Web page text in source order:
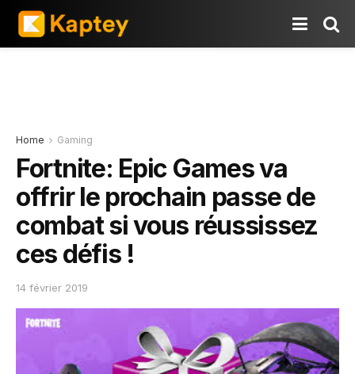
Home Gaming
Fortnite: Epic Games va
offrir le prochain passe de
combat si vous réussissez
ces défis !
14 février 2019